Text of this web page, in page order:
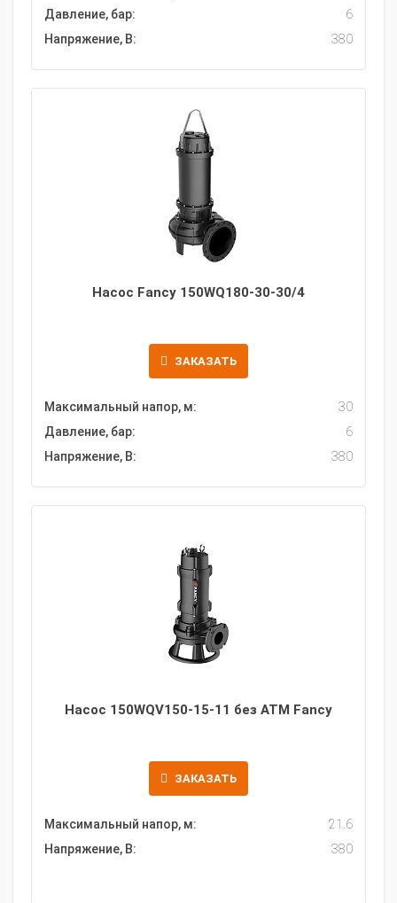
Давление, бар:
6
Напряжение, В:
380
Насос Fancy 150WQ180-30-30/4
ЗАКАЗАТЬ
Максимальный напор, м:
30
Давление, бар:
6
Напряжение, В:
380
Насос 150WQV150-15-11 без АТМ Fancy
ЗАКАЗАТЬ
Максимальный напор, м:
21.6
Напряжение, В:
380